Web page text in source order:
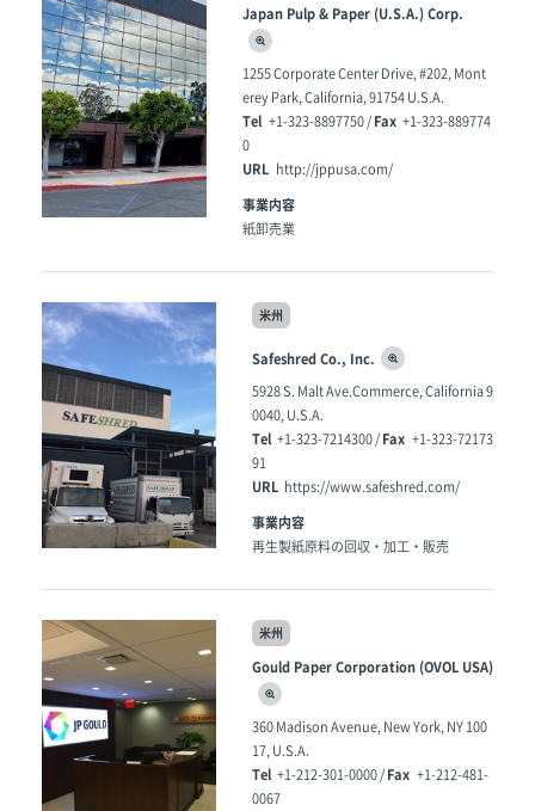
Japan Pulp & Paper (U.S.A.) Corp.
1255 Corporate Center Drive, #202, Mont
erey Park, California, 91754 U.S.A.
Tel +1-323-8897750 / Fax +1-323-889774
0
URL http://jppusa.com/
事業内容
紙卸売業
米州
Safeshred Co., Inc.
5928 S. Malt Ave.Commerce, California 9
0040, U.S.A.
Tel +1-323-7214300 / Fax +1-323-72173
91
URL https://www.safeshred.com/
事業内容
再生製紙原料の回収・加工・販売
米州
Gould Paper Corporation (OVOL USA)
360 Madison Avenue, New York, NY 100
17, U.S.A.
Tel +1-212-301-0000 / Fax +1-212-481-
0067